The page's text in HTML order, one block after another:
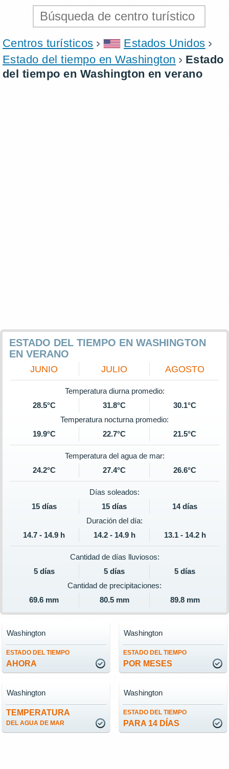
Centros turísticos
Estados Unidos
Estado del tiempo en Washington
Estado
del tiempo en Washington en verano
ESTADO DEL TIEMPO EN WASHINGTON
EN VERANO
JUNIO JULIO AGOSTO
Temperatura diurna promedio:
28.5°C
31.8°C
30.1°C
Temperatura nocturna promedio:
19.9°C
22.7°C 21.5°C
Temperatura del agua de mar:
24.2°C
27.4°C 26.6°C
Días soleados:
15 días
15 días
14 días
Duración del día:
14.7 - 14.9 h
14.2 - 14.9 h 13.1 - 14.2 h
Cantidad de días lluviosos:
5 días
5 días
5 días
Cantidad de precipitaciones:
69.6 mm
80.5 mm 89.8 mm
ESTADO DEL TIEMPO
AHORA
Washington
ESTADO DEL TIEMPO
POR MESES
Washington
TEMPERATURA
DEL AGUA DE MAR
Washington
ESTADO DEL TIEMPO
PARA 14 DÍAS
Washington